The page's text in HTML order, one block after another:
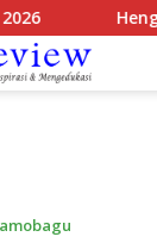
Hengky